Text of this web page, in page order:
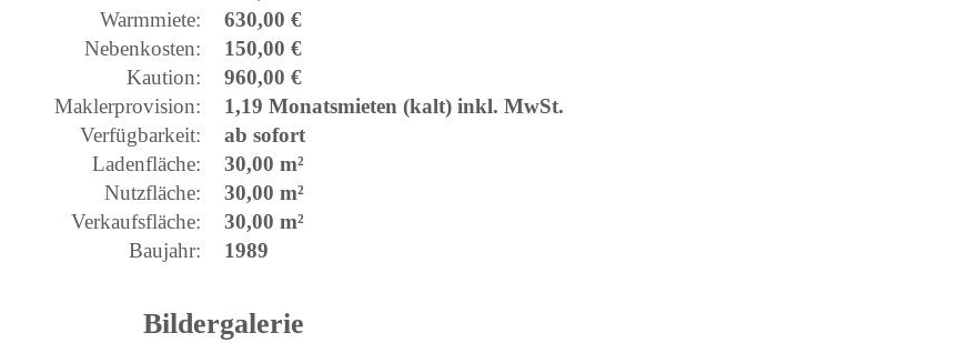
Warmmiete:
630,00 €
Nebenkosten:
150,00 €
Kaution:
960,00 €
Maklerprovision:
1,19 Monatsmieten (kalt) inkl. MwSt.
Verfügbarkeit:
ab sofort
Ladenfläche:
30,00 m²
Nutzfläche:
30,00 m²
Verkaufsfläche:
30,00 m²
Baujahr:
1989
Bildergalerie